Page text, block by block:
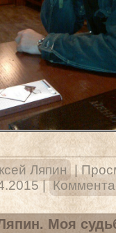
Ляпин |
|
Моя